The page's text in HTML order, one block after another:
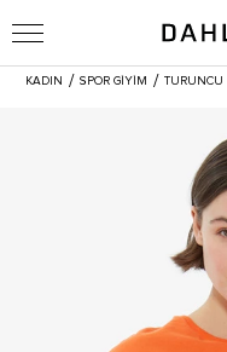
KADIN / SPOR GİYİM / TURUNCU